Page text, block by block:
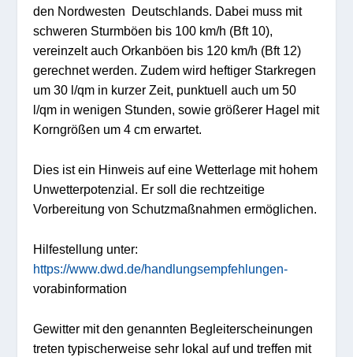
den Nordwesten Deutschlands. Dabei muss mit
schweren Sturmböen bis 100 km/h (Bft 10),
vereinzelt auch Orkanböen bis 120 km/h (Bft 12)
gerechnet werden. Zudem wird heftiger Starkregen
um 30 l/qm in kurzer Zeit, punktuell auch um 50
l/qm in wenigen Stunden, sowie größerer Hagel mit
Korngrößen um 4 cm erwartet.
Dies ist ein Hinweis auf eine Wetterlage mit hohem
Unwetterpotenzial. Er soll die rechtzeitige
Vorbereitung von Schutzmaßnahmen ermöglichen.
Hilfestellung unter:
https://www.dwd.de/handlungsempfehlungen-
vorabinformation
Gewitter mit den genannten Begleiterscheinungen
treten typischerweise sehr lokal auf und treffen mit